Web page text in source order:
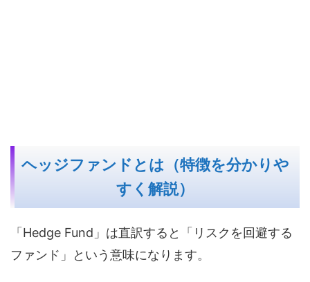
ヘッジファンドとは（特徴を分かりや
すく解説）
「Hedge Fund」は直訳すると「リスクを回避する
ファンド」という意味になります。